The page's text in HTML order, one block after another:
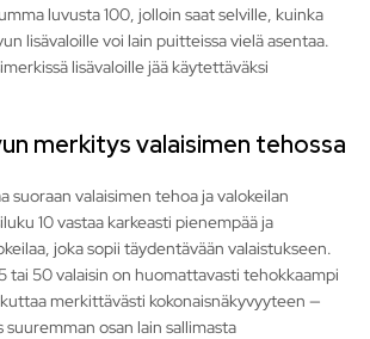
luvusta 100, jolloin saat selville, kuinka
lisävaloille voi lain puitteissa vielä asentaa.
lisävaloille jää käytettäväksi
merkitys valaisimen tehossa
suoraan valaisimen tehoa ja valokeilan
10 vastaa karkeasti pienempää ja
joka sopii täydentävään valaistukseen.
tai 50 valaisin on huomattavasti tehokkaampi
merkittävästi kokonaisnäkyvyyteen —
osan lain sallimasta